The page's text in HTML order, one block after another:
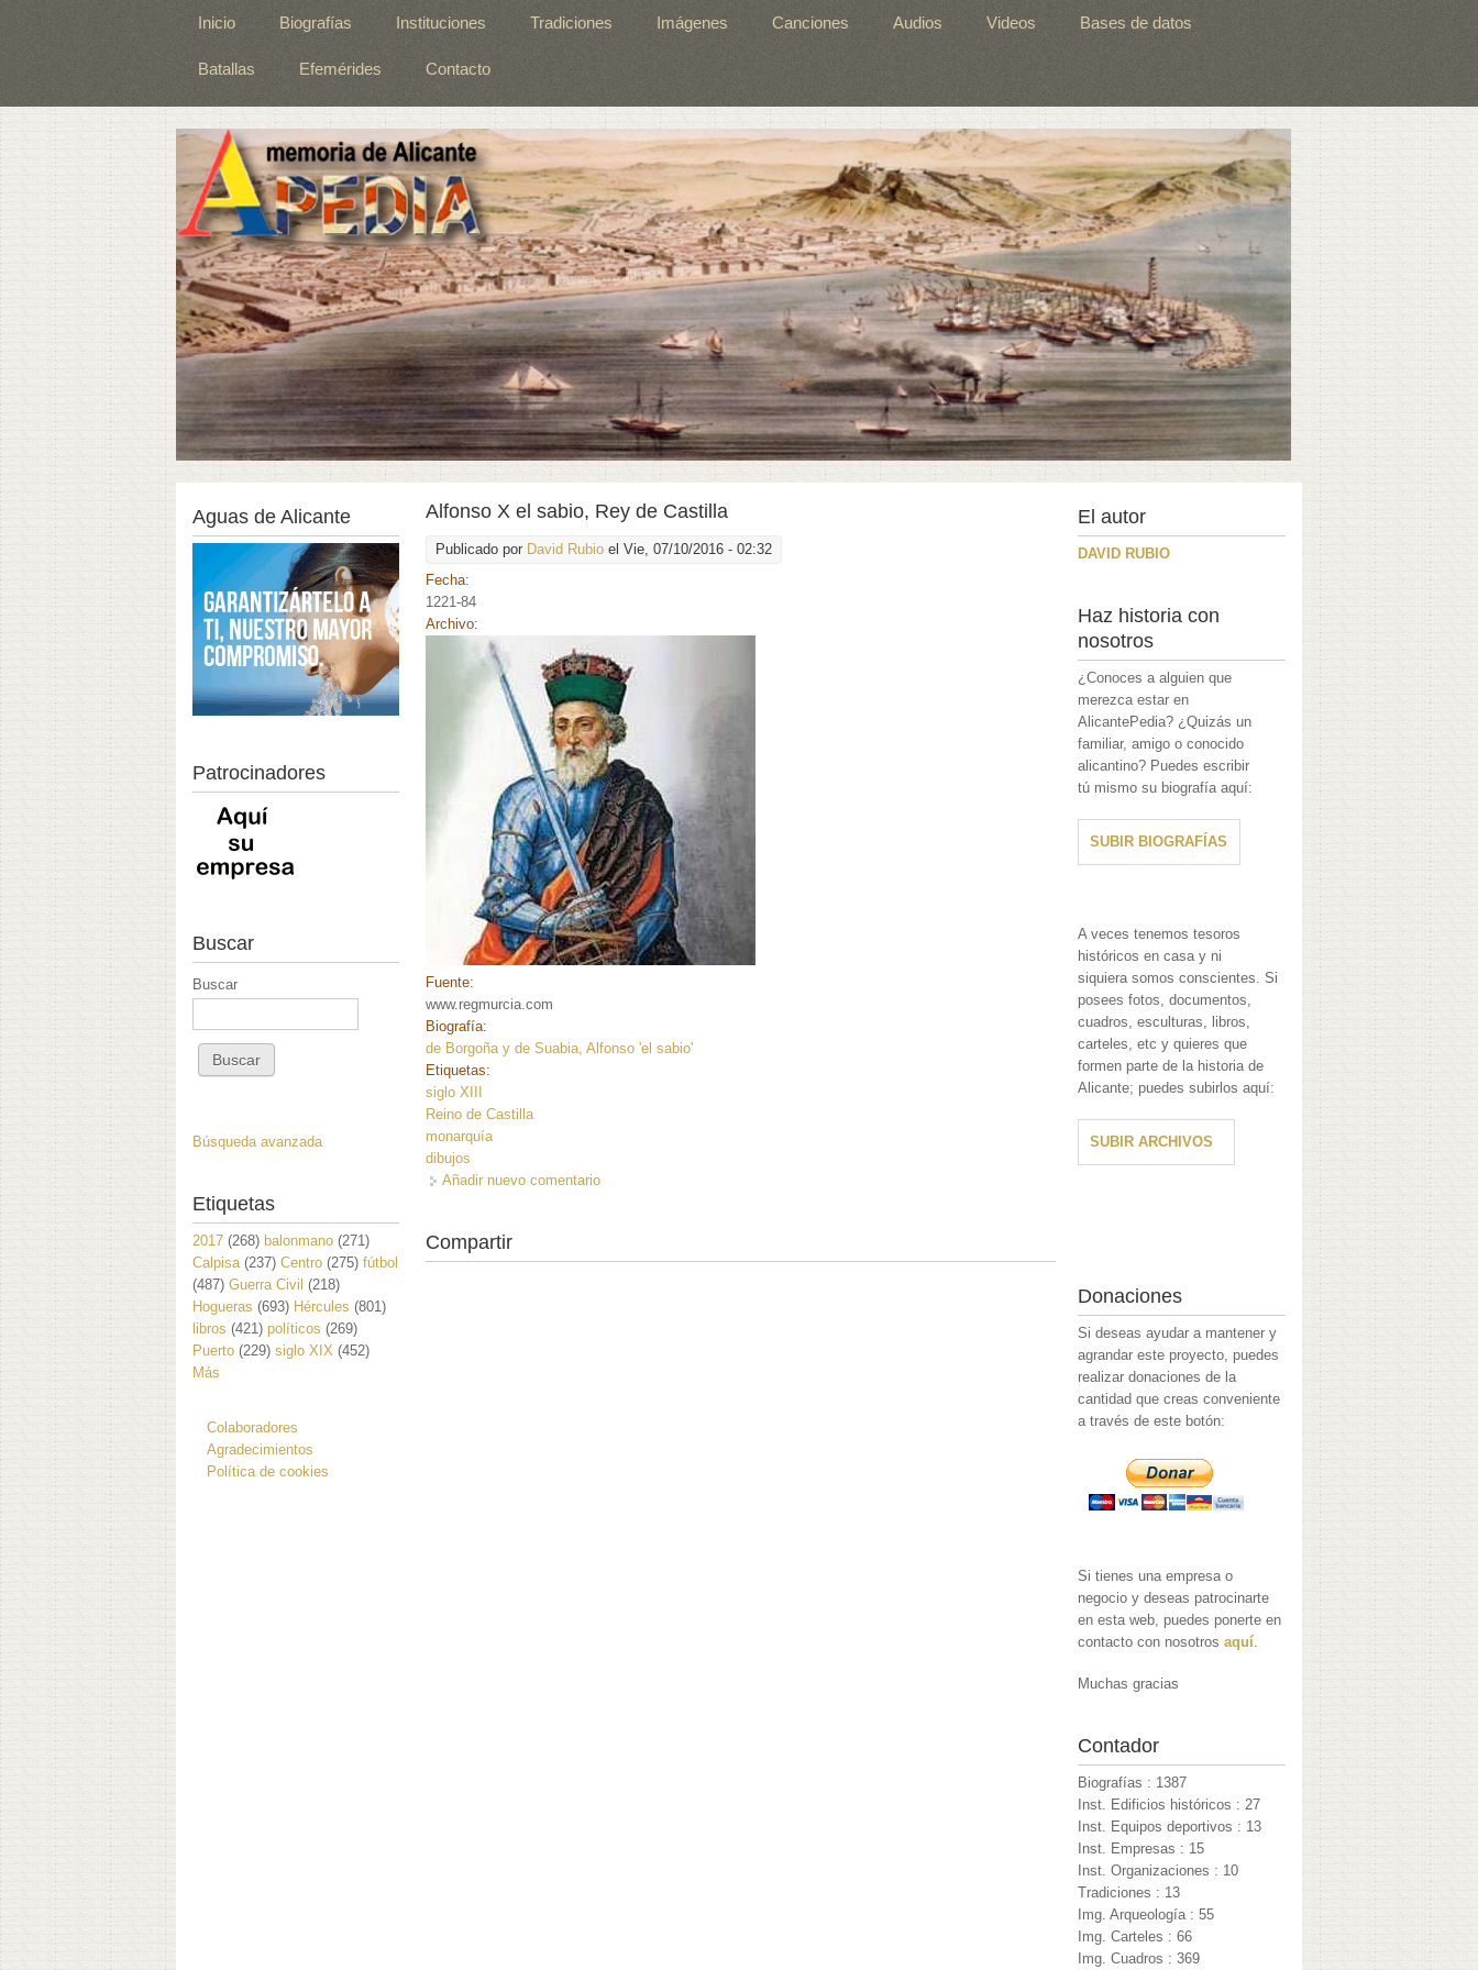
Inicio Biografías Instituciones Tradiciones Imágenes Canciones Audios Videos Bases de datos
Batallas Efemérides Contacto
Alfonso X el sabio, Rey de Castilla
Publicado por David Rubio el Vie, 07/10/2016 - 02:32
Fecha:
1221-84
Archivo:
Fuente:
www.regmurcia.com
Biografía:
de Borgoña y de Suabia, Alfonso 'el sabio'
Etiquetas:
siglo XIII
Reino de Castilla
monarquía
dibujos
Añadir nuevo comentario
Compartir
Aguas de Alicante
Patrocinadores
Buscar
Buscar
Búsqueda avanzada
Etiquetas
2017 (268) balonmano (271)
Calpisa (237) Centro (275) fútbol
(487) Guerra Civil (218)
Hogueras (693) Hércules (801)
libros (421) políticos (269)
Puerto (229) siglo XIX (452)
Más
Colaboradores
Agradecimientos
Política de cookies
El autor
DAVID RUBIO
Haz historia con
nosotros
¿Conoces a alguien que
merezca estar en
AlicantePedia? ¿Quizás un
familiar, amigo o conocido
alicantino? Puedes escribir
tú mismo su biografía aquí:
SUBIR BIOGRAFÍAS
A veces tenemos tesoros
históricos en casa y ni
siquiera somos conscientes. Si
posees fotos, documentos,
cuadros, esculturas, libros,
carteles, etc y quieres que
formen parte de la historia de
Alicante; puedes subirlos aquí:
SUBIR ARCHIVOS
Donaciones
Si deseas ayudar a mantener y
agrandar este proyecto, puedes
realizar donaciones de la
cantidad que creas conveniente
a través de este botón:
Si tienes una empresa o
negocio y deseas patrocinarte
en esta web, puedes ponerte en
contacto con nosotrosaquí.
Muchas gracias
Contador
Biografías : 1387
Inst. Edificios históricos : 27
Inst. Equipos deportivos : 13
Inst. Empresas : 15
Inst. Organizaciones : 10
Tradiciones : 13
Img. Arqueología : 55
Img. Carteles : 66
Img. Cuadros : 369